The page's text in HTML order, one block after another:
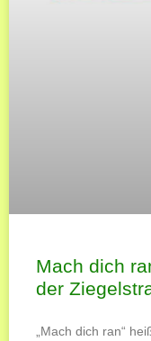
Mach dich
der
„Mach dich ran“